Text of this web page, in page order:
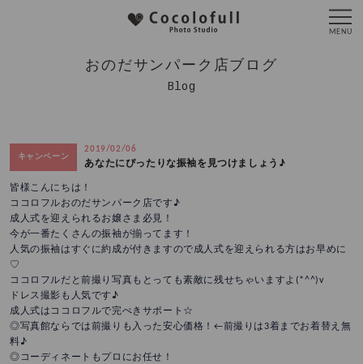
おのだサンパーク店ブログ
Blog
キャンペーン
2019/02/06
あなたにぴったりな振袖を見つけましょう♪
皆様こんにちは！
ココロフルおのだサンパーク店です♪
成人式を迎えられるお嬢さま必見！
今が一番たくさんの振袖が揃ってます！
人気の振袖はすぐに約成が付きますので成人式を迎えられる方はお早めに
♡
ココロフルだと前撮り写真もとっても素敵に残せちゃいますよ(*^^)v
ドレス撮影も人気です♪
成人式はココロフルで完ぺきサポート☆
◎写真館ならでは前撮りも入った安心価格！←前撮りは3着までお着替え無
料♪
◎コーディネートもプロにお任せ！